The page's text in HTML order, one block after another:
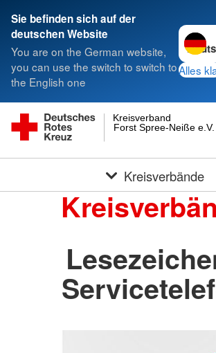
Sie befinden sich auf der
deutschen Website
You are on the German website,
you can use the switch to switch to
the English one
Alles
Forst Spree-Neiße e.V.
Kreisverband
Kreisverbände